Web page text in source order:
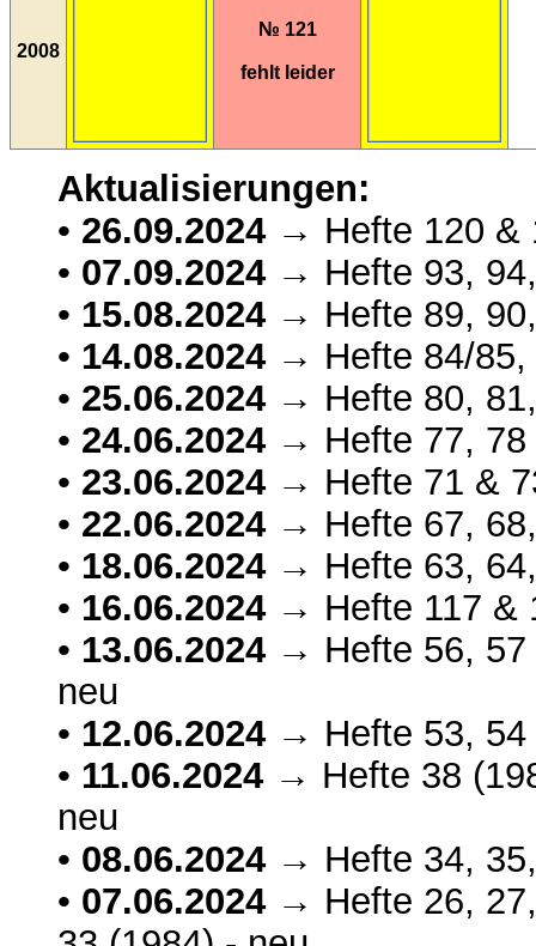
2008
№ 121
fehlt leider
Aktualisierungen:
• 26.09.2024 → Hefte 120 &
• 07.09.2024 → Hefte 93,
• 15.08.2024 → Hefte 89,
• 14.08.2024 → Hefte 84/85,
• 25.06.2024 → Hefte 80,
• 24.06.2024 → Hefte 77, 78
• 23.06.2024 → Hefte 71 &
• 22.06.2024 → Hefte 67,
• 18.06.2024 → Hefte 63,
• 16.06.2024 → Hefte 117 &
• 13.06.2024 → Hefte 56, 57
neu
• 12.06.2024 → Hefte 53, 54
• 11.06.2024 → Hefte 38
neu
• 08.06.2024 → Hefte 34,
• 07.06.2024 → Hefte 26,